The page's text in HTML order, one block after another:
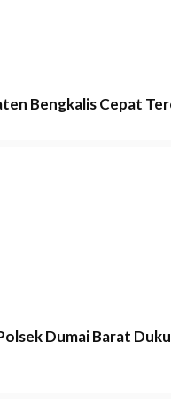
Bengkalis Cepat
Dumai Barat